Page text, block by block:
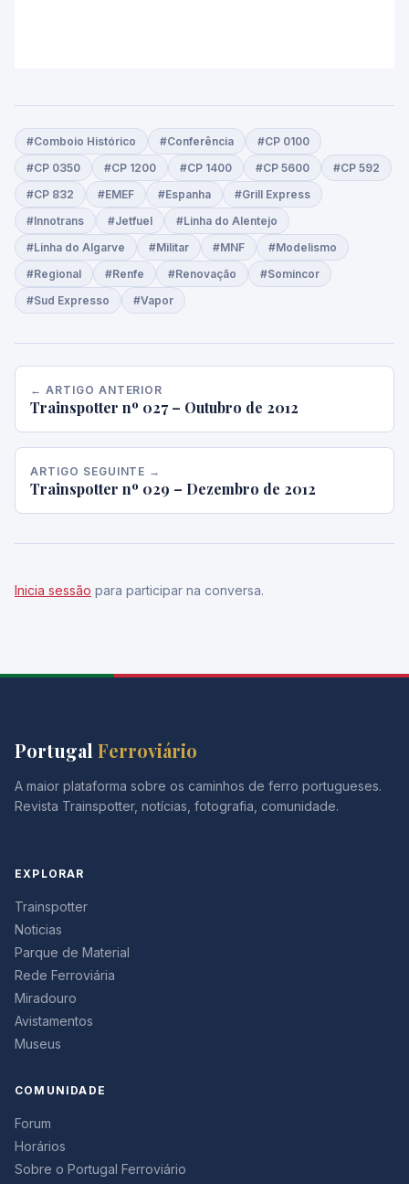
#Comboio Histórico #Conferência
#CP 0100
#CP 0350
#CP 1200 #CP 1400 #CP 5600
#CP 592
#CP 832
#EMEF #Espanha
#Grill Express
#Innotrans
#Jetfuel
#Linha do Alentejo
#Linha do Algarve
#Militar #MNF
#Modelismo
#Regional
#Renfe #Renovação
#Somincor
#Sud Expresso
#Vapor
← ARTIGO ANTERIOR
Trainspotter nº 027 – Outubro de 2012
ARTIGO SEGUINTE →
Trainspotter nº 029 – Dezembro de 2012
Inicia sessão para participar na conversa.
Portugal Ferroviário
A maior plataforma sobre os caminhos de ferro portugueses.
Revista Trainspotter, notícias, fotografia, comunidade.
EXPLORAR
Trainspotter
Noticias
Parque de Material
Rede Ferroviária
Miradouro
Avistamentos
Museus
COMUNIDADE
Forum
Horários
Sobre o Portugal Ferroviário